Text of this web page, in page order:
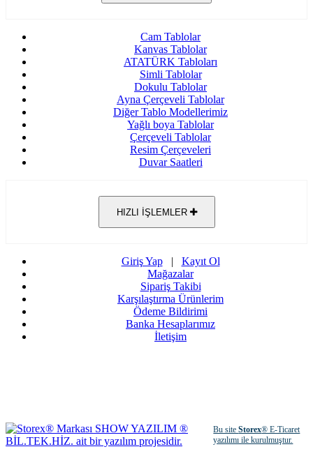
Cam Tablolar
Kanvas Tablolar
ATATÜRK Tabloları
Simli Tablolar
Dokulu Tablolar
Ayna Çerçeveli Tablolar
Diğer Tablo Modellerimiz
Yağlı boya Tablolar
Çerçeveli Tablolar
Resim Çerçeveleri
Duvar Saatleri
HIZLI İŞLEMLER
Giriş Yap| Kayıt Ol
Mağazalar
Sipariş Takibi
Karşılaştırma Ürünlerim
Ödeme Bildirimi
Banka Hesaplarımız
İletişim
Bu siteStorex® E-Ticaret
yazılımı ile kurulmuştur.